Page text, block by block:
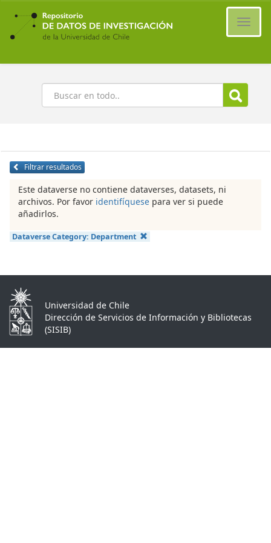
Ir
contenido
principal
Buscar
Filtrar resultados
Este dataverse no contiene dataverses, datasets, ni
archivos. Por favor identifíquese para ver si puede
añadirlos.
Dataverse Category: Department
Universidad de Chile
Dirección de Servicios de Información y Bibliotecas
(SISIB)